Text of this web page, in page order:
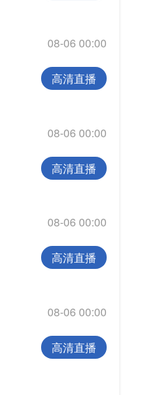
08-06 00:00
高清直播
08-06 00:00
高清直播
08-06 00:00
高清直播
08-06 00:00
高清直播